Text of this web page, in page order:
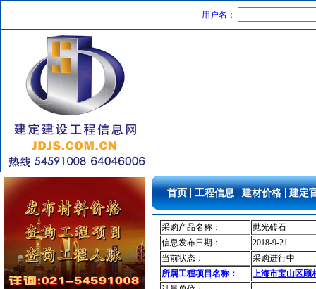
用户名：
开关插座 [采购中]
低压电器 [采购中]
墙地面砖 [采购中]
消防工程 [采购中]
水泵 [采购中]
消防稳压泵 [采购中]
筒灯 [采购中]
电器开关 [采购中]
二头隔栅射灯 [采购中]
卫生洁具 [采购中]
防水防腐
[采购中]
门窗玻璃 [采购中]
通信光缆 [采购中]
墙地面砖 [采购中]
首页 工程信息 建材价格 建定
采购产品名称：
抛光砖石
信息发布日期：
2018-9-21
当前状态：
采购进行中
所属工程项目名称：
上海市宝山区顾